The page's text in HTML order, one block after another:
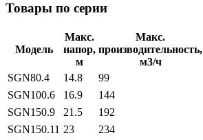
Товары по серии
Модель
Макс.
напор,
м
Макс.
производительность,
м3/ч
SGN80.4 14.8 99
SGN100.6
16.9 144
SGN150.9
21.5 192
SGN150.11 23 234